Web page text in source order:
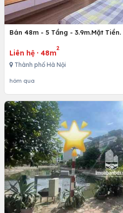
Bán 48m - 5 Tầng - 3.9m.Mặt
Liên hệ · 48m
2
Thành phố Hà Nội
hôm qua